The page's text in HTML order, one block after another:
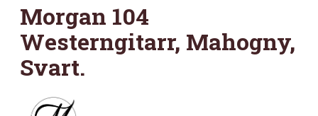
Morgan 104
Westerngitarr, Mahogny,
Svart.